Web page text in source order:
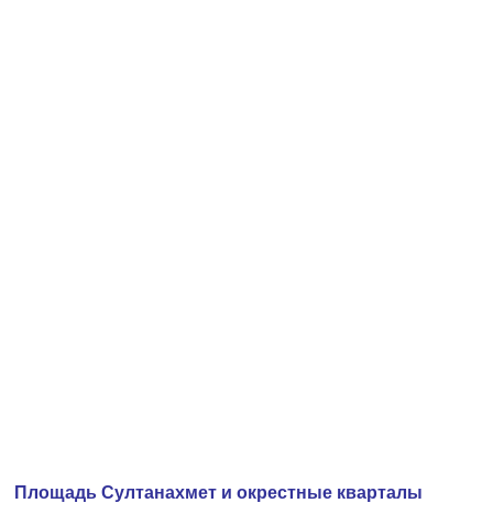
Площадь Султанахмет и окрестные кварталы